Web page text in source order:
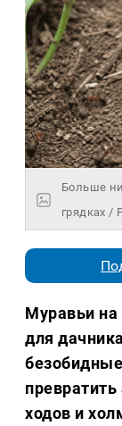
Больше
грядках /
Муравьи на
для
ходов и